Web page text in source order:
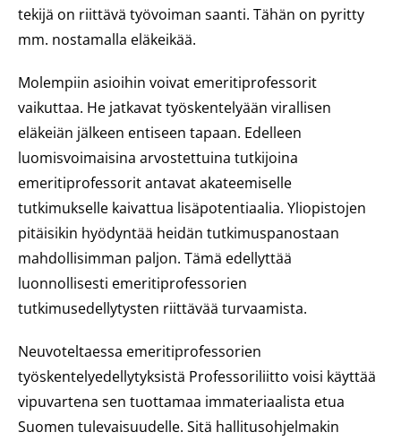
tekijä on riittävä työvoiman saanti. Tähän on pyritty
mm. nostamalla eläkeikää.
Molempiin asioihin voivat emeritiprofessorit
vaikuttaa. He jatkavat työskentelyään virallisen
eläkeiän jälkeen entiseen tapaan. Edelleen
luomisvoimaisina arvostettuina tutkijoina
emeritiprofessorit antavat akateemiselle
tutkimukselle kaivattua lisäpotentiaalia. Yliopistojen
pitäisikin hyödyntää heidän tutkimuspanostaan
mahdollisimman paljon. Tämä edellyttää
luonnollisesti emeritiprofessorien
tutkimusedellytysten riittävää turvaamista.
Neuvoteltaessa emeritiprofessorien
työskentelyedellytyksistä Professoriliitto voisi käyttää
vipuvartena sen tuottamaa immateriaalista etua
Suomen tulevaisuudelle. Sitä hallitusohjelmakin